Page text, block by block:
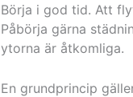
Börja i god tid. Att
Påbörja gärna
ytorna är åtkomliga.
En grundprincip